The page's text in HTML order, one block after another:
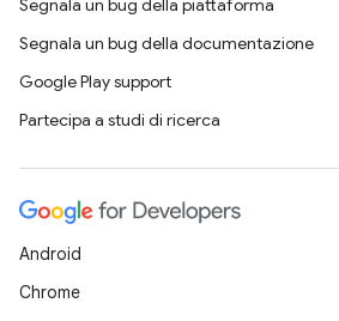
Segnala un bug della piattaforma
Segnala un bug della documentazione
Google Play support
Partecipa a studi di ricerca
Android
Chrome